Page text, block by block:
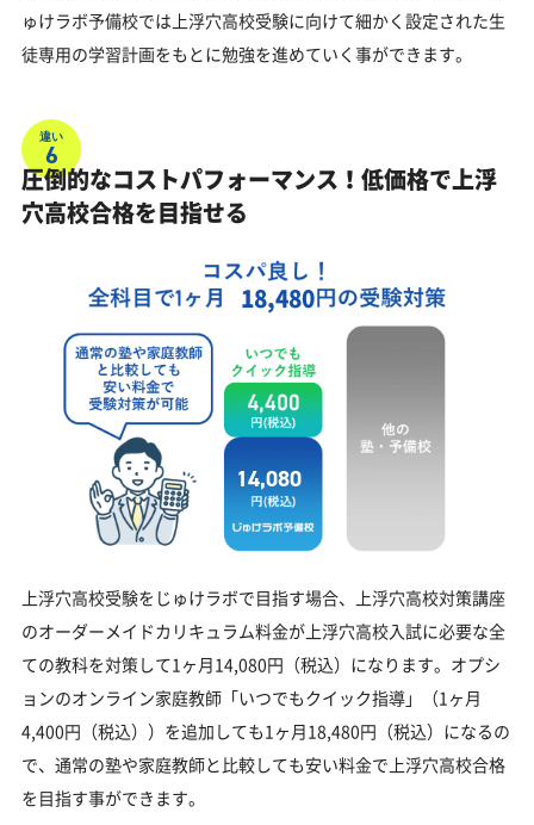
ゅけラボ予備校では上浮穴高校受験に向けて細かく設定された生
徒専用の学習計画をもとに勉強を進めていく事ができます。
違い
6
圧倒的なコストパフォーマンス！低価格で上浮
穴高校合格を目指せる
18,480
14,080
上浮穴高校受験をじゅけラボで目指す場合、上浮穴高校対策講座
のオーダーメイドカリキュラム料金が上浮穴高校入試に必要な全
ての教科を対策して1ヶ月14,080円（税込）になります。オプシ
ョンのオンライン家庭教師「いつでもクイック指導」（1ヶ月
4,400円（税込））を追加しても1ヶ月18,480円（税込）になるの
で、通常の塾や家庭教師と比較しても安い料金で上浮穴高校合格
を目指す事ができます。